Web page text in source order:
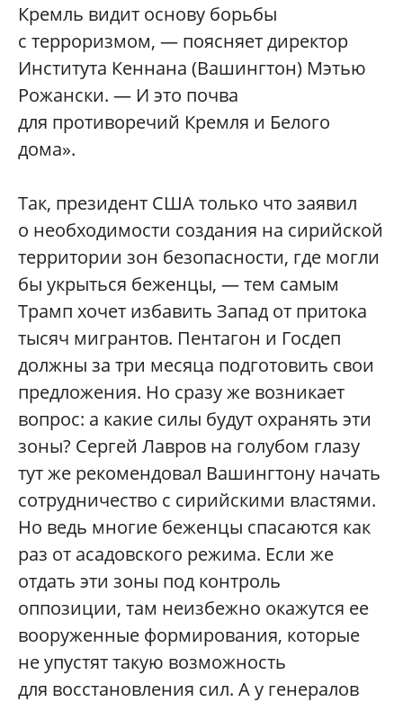
Кремль видит основу борьбы
с терроризмом, — поясняет директор
Института Кеннана (Вашингтон) Мэтью
Рожански. — И это почва
для противоречий Кремля и Белого
дома».
Так, президент США только что заявил
о необходимости создания на сирийской
территории зон безопасности, где могли
бы укрыться беженцы, — тем самым
Трамп хочет избавить Запад от притока
тысяч мигрантов. Пентагон и Госдеп
должны за три месяца подготовить свои
предложения. Но сразу же возникает
вопрос: а какие силы будут охранять эти
зоны? Сергей Лавров на голубом глазу
тут же рекомендовал Вашингтону начать
сотрудничество с сирийскими властями.
Но ведь многие беженцы спасаются как
раз от асадовского режима. Если же
отдать эти зоны под контроль
оппозиции, там неизбежно окажутся ее
вооруженные формирования, которые
не упустят такую возможность
для восстановления сил. А у генералов